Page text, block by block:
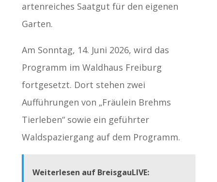
artenreiches Saatgut für den eigenen
Garten.
Am Sonntag, 14. Juni 2026, wird das
Programm im Waldhaus Freiburg
fortgesetzt. Dort stehen zwei
Aufführungen von „Fräulein Brehms
Tierleben“ sowie ein geführter
Waldspaziergang auf dem Programm.
Weiterlesen auf BreisgauLIVE: